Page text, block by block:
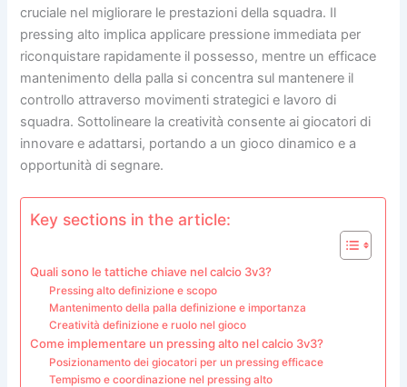
cruciale nel migliorare le prestazioni della squadra. Il
pressing alto implica applicare pressione immediata per
riconquistare rapidamente il possesso, mentre un efficace
mantenimento della palla si concentra sul mantenere il
controllo attraverso movimenti strategici e lavoro di
squadra. Sottolineare la creatività consente ai giocatori di
innovare e adattarsi, portando a un gioco dinamico e a
opportunità di segnare.
Key sections in the article:
Quali sono le tattiche chiave nel calcio 3v3?
Pressing alto definizione e scopo
Mantenimento della palla definizione e importanza
Creatività definizione e ruolo nel gioco
Come implementare un pressing alto nel calcio 3v3?
Posizionamento dei giocatori per un pressing efficace
Tempismo e coordinazione nel pressing alto